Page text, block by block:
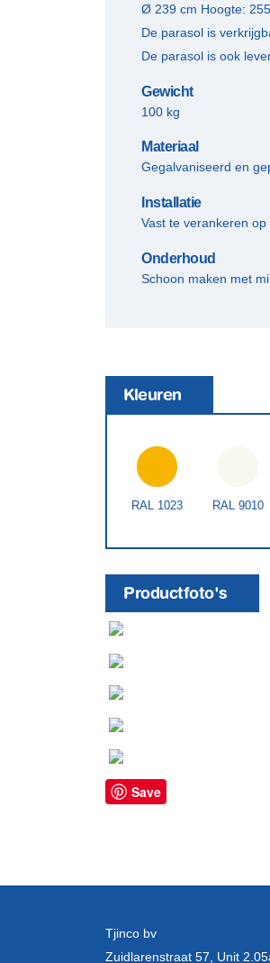
Ø 239 cm Hoogte:
De parasol is
De parasol is ook
Gewicht
100 kg
Materiaal
Gegalvaniseerd en
Installatie
Vast te verankeren
Onderhoud
Schoon maken met
Kleuren
RAL 1023 RAL 9010
Productfoto's
Save
Tjinco bv
Zuidlarenstraat 57, Unit